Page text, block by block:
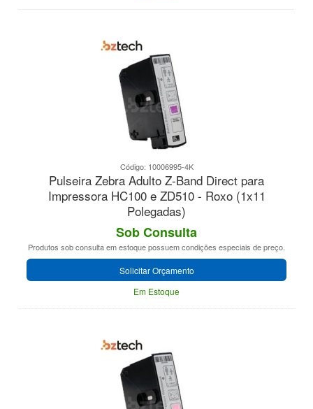
Código: 10006995-4K
Pulseira Zebra Adulto Z-Band Direct para
Impressora HC100 e ZD510 - Roxo (1x11
Polegadas)
Sob Consulta
Produtos sob consulta em estoque possuem condições especiais de preço.
Solicitar Orçamento
Em Estoque